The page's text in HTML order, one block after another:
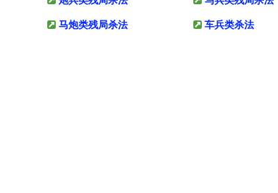
马炮类残局杀法 车兵类杀法